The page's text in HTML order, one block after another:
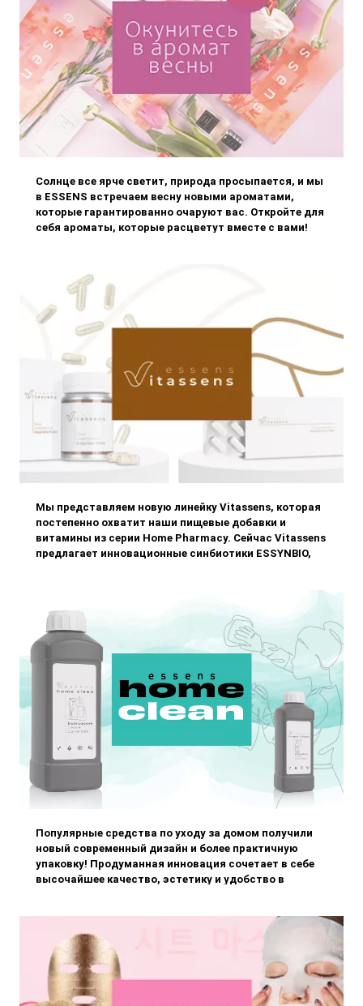
Солнце все ярче светит, природа просыпается, и мы
в ESSENS встречаем весну новыми ароматами,
которые гарантированно очаруют вас. Откройте для
себя ароматы, которые расцветут вместе с вами!
Мы представляем новую линейку Vitassens, которая
постепенно охватит наши пищевые добавки и
витамины из серии Home Pharmacy. Сейчас Vitassens
предлагает инновационные синбиотики ESSYNBIO,
качества. Vitassens – для более здоровой и
счастливой жизни.
Популярные средства по уходу за домом получили
новый современный дизайн и более практичную
упаковку! Продуманная инновация сочетает в себе
высочайшее качество, эстетику и удобство в